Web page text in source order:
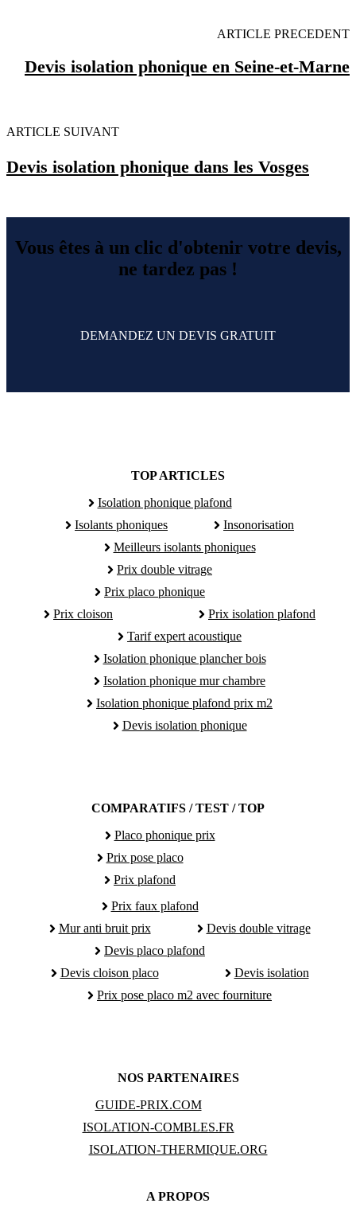
ARTICLE PRECEDENT
Devis isolation phonique en Seine-et-Marne
ARTICLE SUIVANT
Devis isolation phonique dans les Vosges
Vous êtes à un clic d'obtenir votre devis,
ne tardez pas !
DEMANDEZ UN DEVIS GRATUIT
TOP ARTICLES
Isolation phonique plafond
Isolants phoniques
Insonorisation
Meilleurs isolants phoniques
Prix double vitrage
Prix placo phonique
Prix cloison
Prix isolation plafond
Tarif expert acoustique
Isolation phonique plancher bois
Isolation phonique mur chambre
Isolation phonique plafond prix m2
Devis isolation phonique
COMPARATIFS / TEST / TOP
Placo phonique prix
Prix pose placo
Prix plafond
Prix faux plafond
Mur anti bruit prix
Devis double vitrage
Devis placo plafond
Devis cloison placo
Devis isolation
Prix pose placo m2 avec fourniture
NOS PARTENAIRES
GUIDE-PRIX.COM
ISOLATION-COMBLES.FR
ISOLATION-THERMIQUE.ORG
A PROPOS